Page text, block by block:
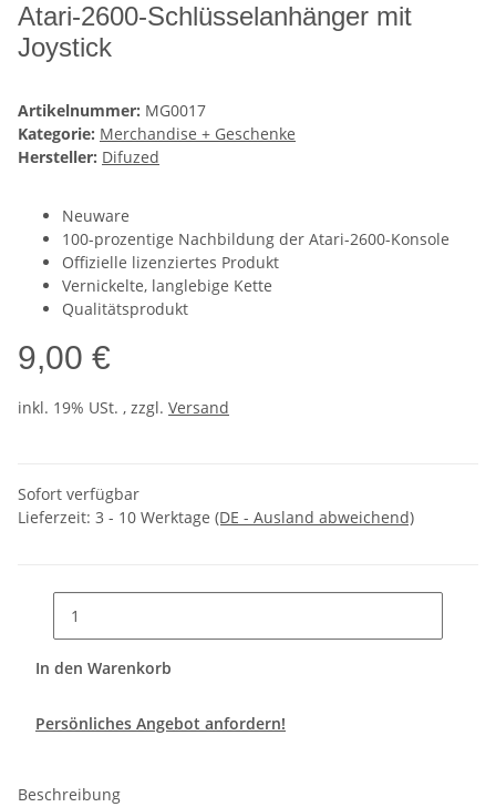
Atari-2600-Schlüsselanhänger mit
Joystick
Artikelnummer: MG0017
Kategorie: Merchandise + Geschenke
Hersteller: Difuzed
Neuware
100-prozentige Nachbildung der Atari-2600-Konsole
Offizielle lizenziertes Produkt
Vernickelte, langlebige Kette
Qualitätsprodukt
9,00 €
inkl. 19% USt. , zzgl. Versand
Sofort verfügbar
Lieferzeit: 3 - 10 Werktage (DE - Ausland abweichend)
In den Warenkorb
Persönliches Angebot anfordern!
Beschreibung